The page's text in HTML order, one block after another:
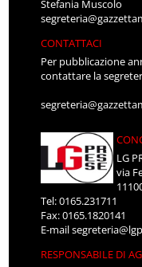
Stefania Muscolo
CONTATTACI
Per pubblicazione
contattare la
LG
via
Tel: 0165.231711
Fax: 0165.1820141
E-mail
RESPONSABILE DI